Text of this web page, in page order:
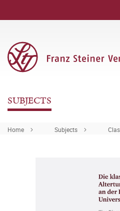
SUBJECTS
Home Subjects